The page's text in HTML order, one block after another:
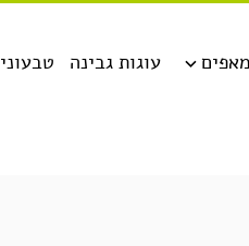
טבעוני עוגות גבינה